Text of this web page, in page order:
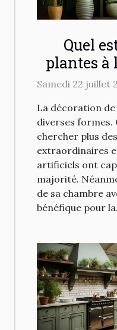
Quel
plantes à
Samedi 22 juillet
La décoration de
diverses formes.
chercher plus
extraordinaires
artificiels ont
majorité.
de sa chambre
bénéfique pour